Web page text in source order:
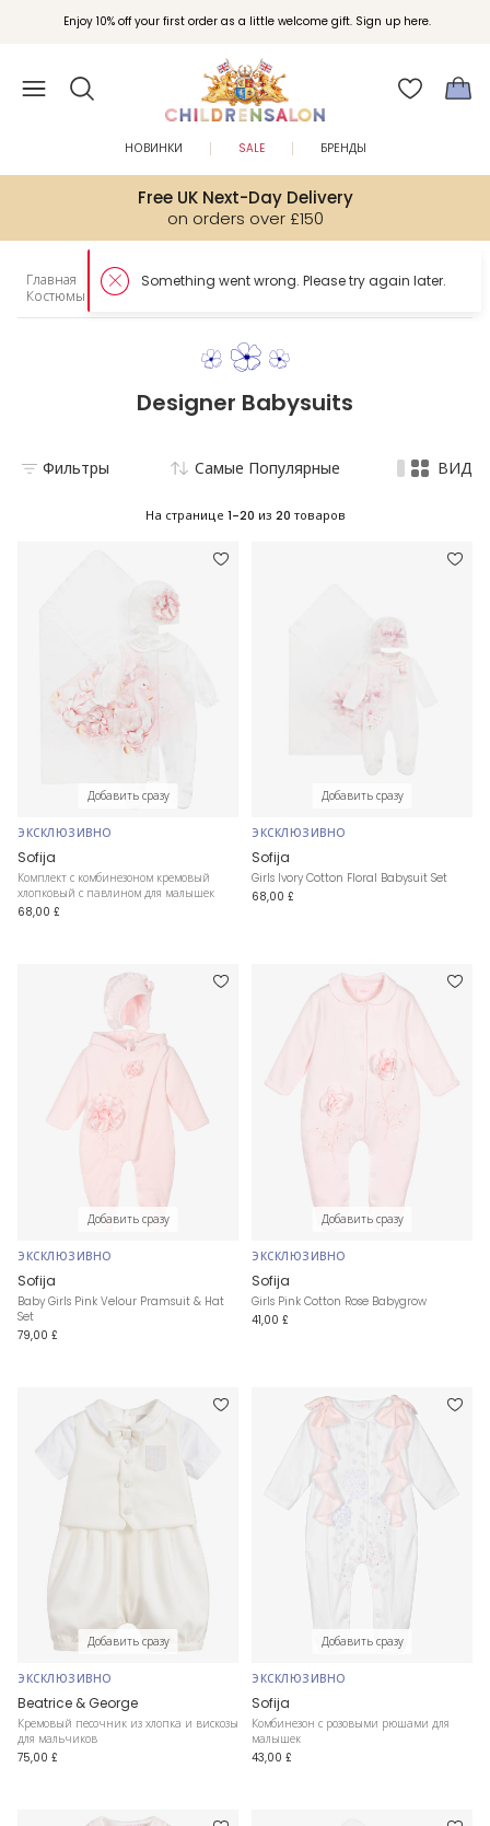
Enjoy 10% off your first order as a little welcome gift. Sign up here.
Free UK Next-Day Delivery
on orders over £150
НОВИНКИ SALE БРЕНДЫ
Главная
Эксклюзивно в Childrensalon
Костюмы для малышей
Designer Babysuits
Фильтры Самые Популярные ВИД
На странице 1-20 из 20 товаров
Добавить сразу
ЭКСКЛЮЗИВНО
Sofija
Комплект с комбинезоном кремовый
хлопковый с павлином для малышек
68,00 £
Добавить сразу
ЭКСКЛЮЗИВНО
Sofija
Girls Ivory Cotton Floral Babysuit Set
68,00 £
Добавить сразу
ЭКСКЛЮЗИВНО
Sofija
Baby Girls Pink Velour Pramsuit & Hat
Set
79,00 £
Добавить сразу
ЭКСКЛЮЗИВНО
Sofija
Girls Pink Cotton Rose Babygrow
41,00 £
Добавить сразу
ЭКСКЛЮЗИВНО
Beatrice & George
Кремовый песочник из хлопка и вискозы
для мальчиков
75,00 £
Добавить сразу
ЭКСКЛЮЗИВНО
Sofija
Комбинезон с розовыми рюшами для
малышек
43,00 £